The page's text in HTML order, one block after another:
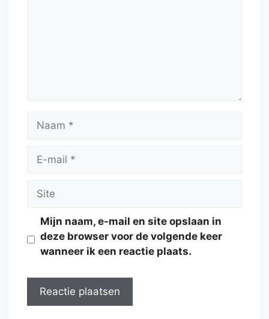
Naam
Site
Mijn naam, e-mail en site opslaan in
deze browser voor de volgende keer
wanneer ik een reactie plaats.